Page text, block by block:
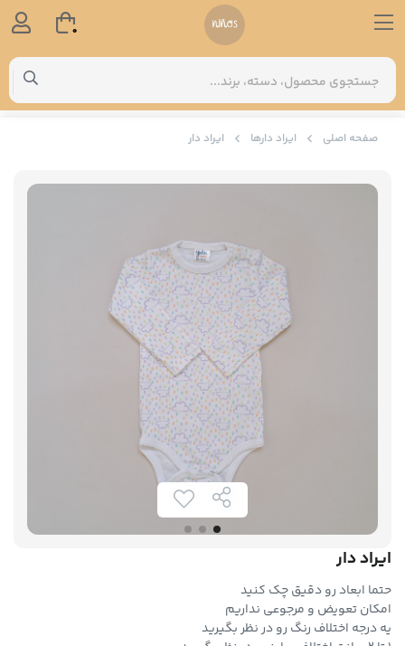
صفحه اصلی ایراد دارها ایراد دار
ایراد دار
حتما ابعاد رو دقیق چک کنید
امکان تعویض و مرجوعی نداریم
یه درجه اختلاف رنگ رو در نظر بگیرید
0